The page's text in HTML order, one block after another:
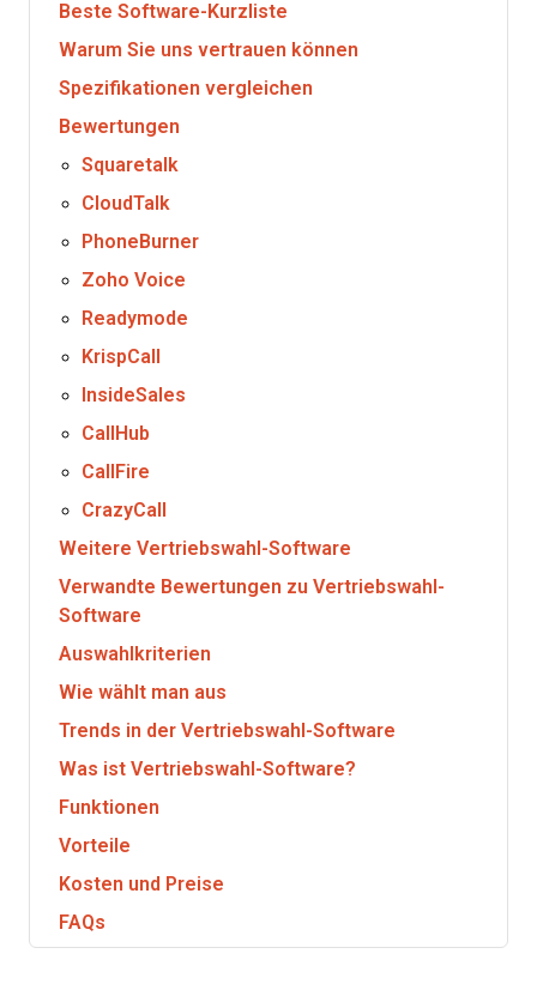
Beste Software-Kurzliste
Warum Sie uns vertrauen können
Spezifikationen vergleichen
Bewertungen
Squaretalk
CloudTalk
PhoneBurner
Zoho Voice
Readymode
KrispCall
InsideSales
CallHub
CallFire
CrazyCall
Weitere Vertriebswahl-Software
Verwandte Bewertungen zu Vertriebswahl-
Software
Auswahlkriterien
Wie wählt man aus
Trends in der Vertriebswahl-Software
Was ist Vertriebswahl-Software?
Funktionen
Vorteile
Kosten und Preise
FAQs